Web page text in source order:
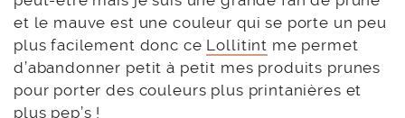
et le mauve est une couleur qui se porte un peu
plus facilement donc ce Lollitint me permet
d’abandonner petit à petit mes produits prunes
pour porter des couleurs plus printanières et
plus pep’s !